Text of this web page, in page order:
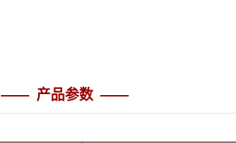
—— 产品参数 ——